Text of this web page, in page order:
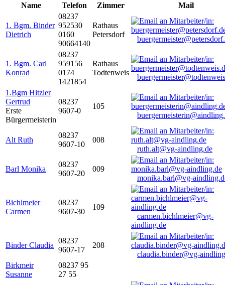
Name
Telefon Zimmer Mail
1. Bgm. Binder
Dietrich
08237
952530
0160
90664140
Rathaus
Petersdorf
1. Bgm. Carl
Konrad
08237
959156
0174
1421854
Rathaus
Todtenweis
1.Bgm Hitzler
Gertrud
Erste
Bürgermeisterin
08237
9607-0
105
Alt Ruth
08237
9607-10
008
ruth.alt@vg-aindling.de
Barl Monika
08237
9607-20
009
monika.barl@vg-
Bichlmeier
Carmen
08237
9607-30
109
carmen.bichlmeier@vg-
aindling.de
Binder Claudia
08237
9607-17
208
claudia.binder@vg-
Birkmeir
Susanne
08237 95
27 55